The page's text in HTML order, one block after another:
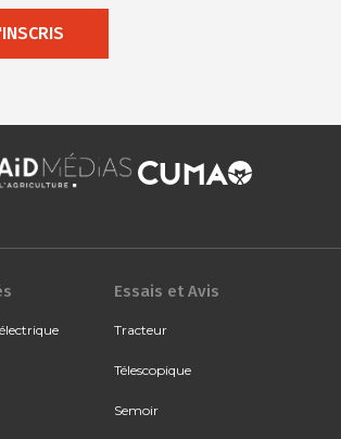
Essais et Avis
Tracteur
Télescopique
Semoir